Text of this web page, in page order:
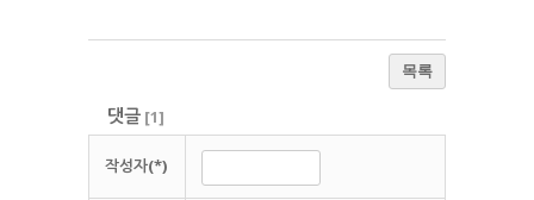
목록
댓글 [1]
작성자(*)